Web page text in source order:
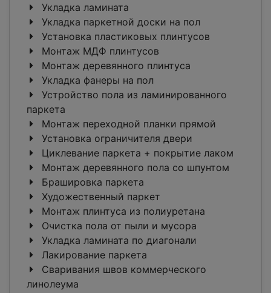
Укладка ламината
Укладка паркетной доски на пол
Установка пластиковых плинтусов
Монтаж МДФ плинтусов
Монтаж деревянного плинтуса
Укладка фанеры на пол
Устройство пола из ламинированного
паркета
Монтаж переходной планки прямой
Установка ограничителя двери
Циклевание паркета + покрытие лаком
Монтаж деревянного пола со шпунтом
Брашировка паркета
Художественный паркет
Монтаж плинтуса из полиуретана
Очистка пола от пыли и мусора
Укладка ламината по диагонали
Лакирование паркета
Сваривания швов коммерческого
линолеума